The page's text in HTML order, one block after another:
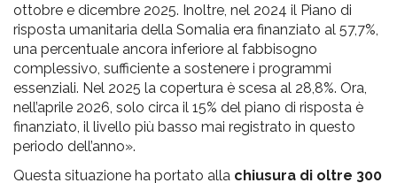
ottobre e dicembre 2025. Inoltre, nel 2024 il Piano di
risposta umanitaria della Somalia era finanziato al 57,7%,
una percentuale ancora inferiore al fabbisogno
complessivo, sufficiente a sostenere i programmi
essenziali. Nel 2025 la copertura è scesa al 28,8%. Ora,
nell’aprile 2026, solo circa il 15% del piano di risposta è
finanziato, il livello più basso mai registrato in questo
periodo dell’anno».
Questa situazione ha portato alla chiusura di oltre 300